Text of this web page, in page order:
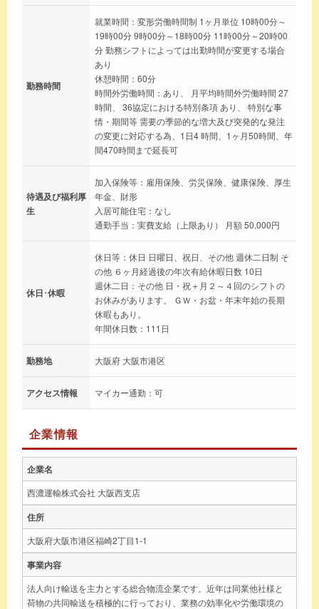
勤務時間
就業時間：変形労働時間制 1ヶ月単位 10時00分～
19時00分 9時00分～18時00分 11時00分～20時00
分 勤務シフトによっては出勤時間が変更する場合
あり
休憩時間：60分
時間外労働時間：あり、 月平均時間外労働時間 27
時間、 36協定における特別条項 あり、 特別な事
情・期間等 需要の季節的な増大及び突発的な発注
の変更に対応する為、1日4 時間、1ヶ月50時間、年
間470時間まで延長可
待遇及び福利厚
生
加入保険等：雇用保険、労災保険、健康保険、厚生
年金、財形
入居可能住宅：なし
通勤手当：実費支給（上限あり） 月額 50,000円
休日･休暇
休日等：休日 日曜日、祝日、その他 週休二日制 そ
の他 ６ヶ月経過後の年次有給休暇日数 10日
週休二日：その他 日・祝＋月２～４回のシフトの
お休みがあります。 ＧＷ・お盆・年末年始の長期
休暇もあり。
年間休日数：111日
勤務地 大阪府 大阪市港区
アクセス情報 マイカー通勤：可
企業情報
企業名
西濃運輸株式会社 大阪西支店
住所
大阪府大阪市港区福崎2丁目1-1
事業内容
法人向け輸送を主力とする総合物流企業です。近年は同業他社様と
荷物の共同輸送を積極的に行っており、業務の効率化や労働環境の